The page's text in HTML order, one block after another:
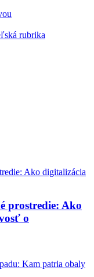
rubrika
prostredie: Ako
o